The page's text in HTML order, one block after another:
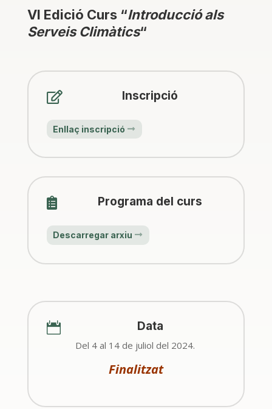
VI Edició Curs “Introducció als
Serveis Climàtics“
 Inscripció
Enllaç inscripció
 Programa del curs
Descarregar arxiu
 Data
Del 4 al 14 de juliol del 2024.
Finalitzat